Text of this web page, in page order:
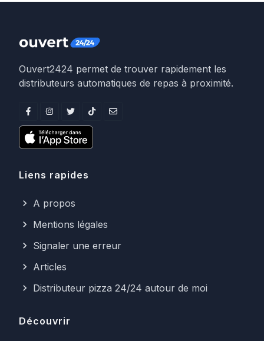
Ouvert2424 permet de trouver rapidement les
distributeurs automatiques de repas à proximité.
Liens rapides
A propos
Mentions légales
Signaler une erreur
Articles
Distributeur pizza 24/24 autour de moi
Découvrir